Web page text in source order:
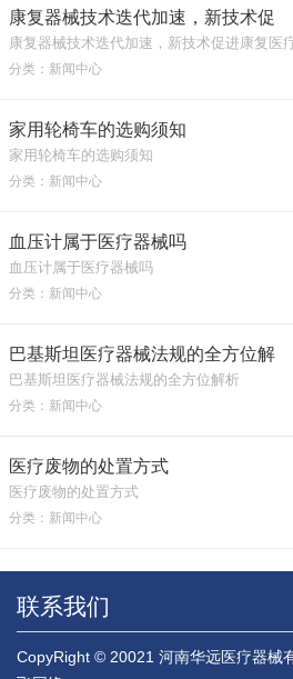
康复器械技术迭代加速，新技术促
康复器械技术迭代加速，新技术促进康复医
分类：新闻中心
家用轮椅车的选购须知
家用轮椅车的选购须知
分类：新闻中心
血压计属于医疗器械吗
血压计属于医疗器械吗
分类：新闻中心
巴基斯坦医疗器械法规的全方位解
巴基斯坦医疗器械法规的全方位解析
分类：新闻中心
医疗废物的处置方式
医疗废物的处置方式
分类：新闻中心
联系我们
CopyRight © 20021 河南华远医疗器械